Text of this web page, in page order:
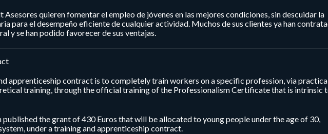
quieren fomentar el empleo de jóvenes en las mejores condiciones, sin descuidar la
para el desempeño eficiente de cualquier actividad. Muchos de sus clientes ya han
y se han podido favorecer de sus ventajas.
apprenticeship contract is to completely train workers on a specific profession, via
training, through the official training of the Professionalism Certificate that is intrinsic
the grant of 430 Euros that will be allocated to young people under the age of 30,
under a training and apprenticeship contract.